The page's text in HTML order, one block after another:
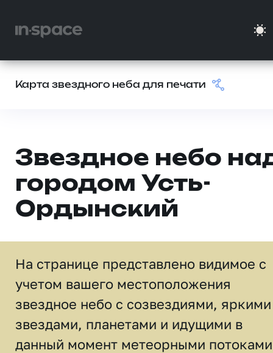
Карта звездного неба для печати
Звездное небо
городом Усть-
Ордынский
На странице представлено видимое c
учетом вашего местоположения
звездное небо c созвездиями, яркими
звездами, планетами и идущими в
данный момент метеорными